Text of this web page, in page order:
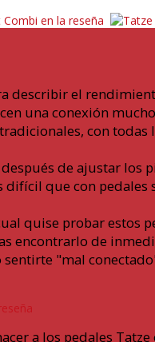
describir el
una conexión
con
de ajustar los
difícil que con pedales
quise probar estos
encontrarlo de
"mal
a los pedales